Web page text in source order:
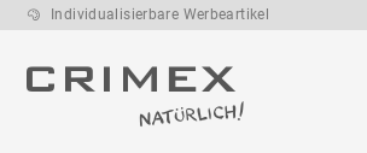
Individualisierbare Werbeartikel